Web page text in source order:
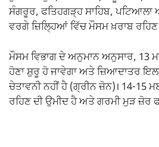
ਸੰਗਰੂਰ, ਫਤਿਹਗੜ੍ਹ ਸਾਹਿਬ, ਪਟਿਆਲਾ
ਵਰਗੇ ਜ਼ਿਲ੍ਹਿਆਂ ਵਿੱਚ ਮੌਸਮ ਖ਼ਰਾਬ ਰਹਿਣ
ਮੌਸਮ ਵਿਭਾਗ ਦੇ ਅਨੁਮਾਨ ਅਨੁਸਾਰ, 13
ਹੋਣਾ ਸ਼ੁਰੂ ਹੋ ਜਾਵੇਗਾ ਅਤੇ ਜ਼ਿਆਦਾਤਰ
ਚੇਤਾਵਨੀ ਨਹੀਂ ਹੈ (ਗ੍ਰੀਨ ਜ਼ੋਨ)। 14-15
ਰਹਿਣ ਦੀ ਉਮੀਦ ਹੈ ਅਤੇ ਗਰਮੀ ਮੁੜ ਜ਼ੋਰ